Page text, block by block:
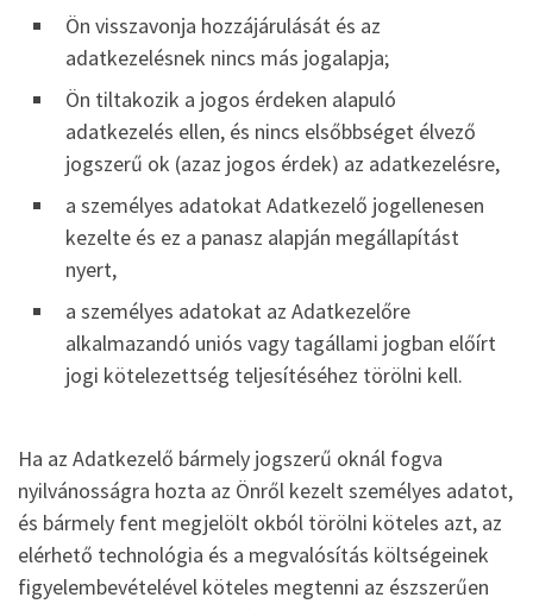
Ön visszavonja hozzájárulását és az
adatkezelésnek nincs más jogalapja;
Ön tiltakozik a jogos érdeken alapuló
adatkezelés ellen, és nincs elsőbbséget élvező
jogszerű ok (azaz jogos érdek) az adatkezelésre,
a személyes adatokat Adatkezelő jogellenesen
kezelte és ez a panasz alapján megállapítást
nyert,
a személyes adatokat az Adatkezelőre
alkalmazandó uniós vagy tagállami jogban előírt
jogi kötelezettség teljesítéséhez törölni kell.
Ha az Adatkezelő bármely jogszerű oknál fogva
nyilvánosságra hozta az Önről kezelt személyes adatot,
és bármely fent megjelölt okból törölni köteles azt, az
elérhető technológia és a megvalósítás költségeinek
figyelembevételével köteles megtenni az észszerűen